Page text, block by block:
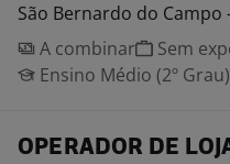
São Bernardo do Campo
A combinar
Sem
Ensino Médio (2º Grau)
OPERADOR DE